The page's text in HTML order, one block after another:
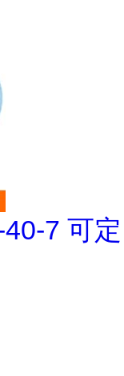
7 可定